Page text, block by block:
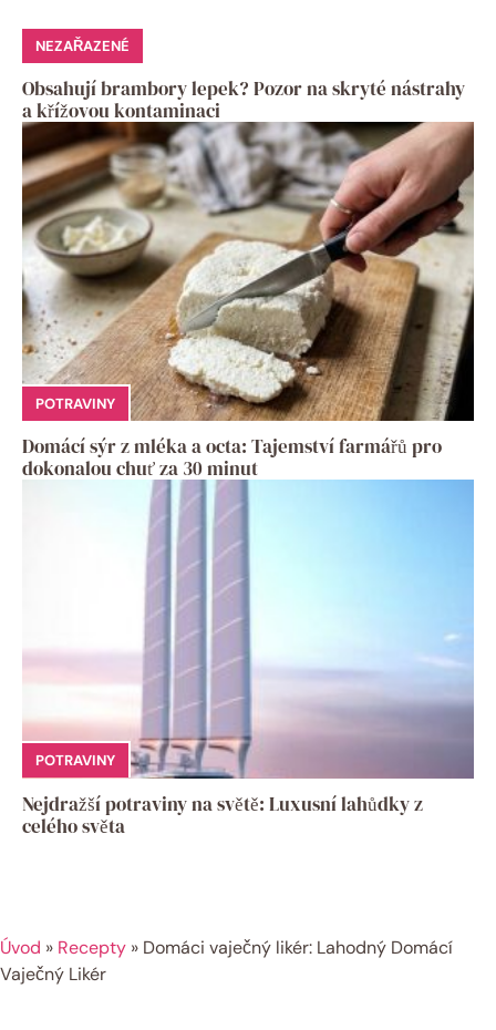
NEZAŘAZENÉ
Obsahují brambory lepek? Pozor na skryté nástrahy
a křížovou kontaminaci
POTRAVINY
Domácí sýr z mléka a octa: Tajemství farmářů pro
dokonalou chuť za 30 minut
POTRAVINY
Nejdražší potraviny na světě: Luxusní lahůdky z
celého světa
Úvod » Recepty » Domáci vaječný likér: Lahodný Domácí
Vaječný Likér